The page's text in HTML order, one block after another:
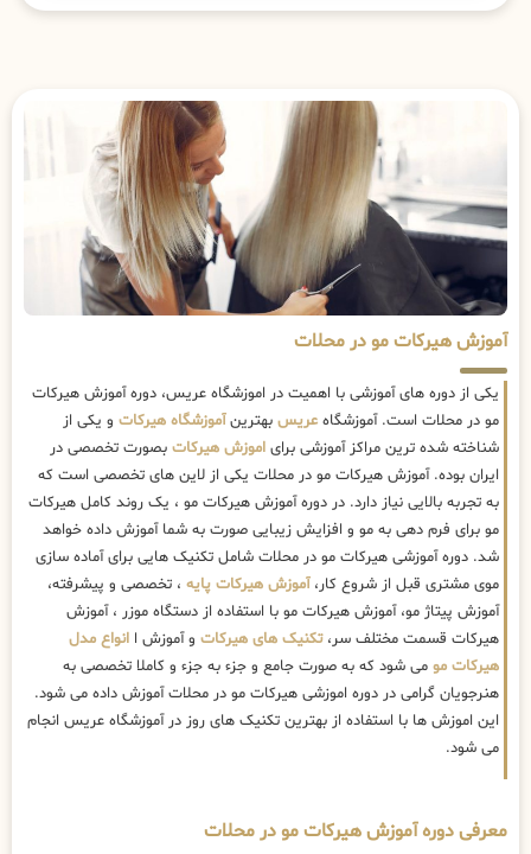
آموزش هیرکات مو در محلات
یکی از دوره های آموزشی با اهمیت در اموزشگاه عریس، دوره آموزش هیرکات
مو در محلات است. آموزشگاه عریس بهترینآموزشگاه هیرکات و یکی از
شناخته شده ترین مراکز آموزشی برای اموزش هیرکات بصورت تخصصی در
ایران بوده. آموزش هیرکات مو در محلات یکی از لاین های تخصصی است که
به تجربه بالایی نیاز دارد. در دوره آموزش هیرکات مو ، یک روند کامل هیرکات
مو برای فرم دهی به مو و افزایش زیبایی صورت به شما آموزش داده خواهد
شد. دوره آموزشی هیرکات مو در محلات شامل تکنیک هایی برای آماده سازی
موی مشتری قبل از شروع کار،آموزش هیرکات پایه ، تخصصی و پیشرفته،
آموزش پیتاژ مو، آموزش هیرکات مو با استفاده از دستگاه موزر ، آموزش
هیرکات قسمت مختلف سر،تکنیک های هیرکات و آموزش ا انواع مدل
هیرکات مو می شود که به صورت جامع و جزء به جزء و کاملا تخصصی به
هنرجویان گرامی در دوره اموزشی هیرکات مو در محلات آموزش داده می شود.
این اموزش ها با استفاده از بهترین تکنیک های روز در آموزشگاه عریس انجام
می شود.
معرفی دوره آموزش هیرکات مو در محلات